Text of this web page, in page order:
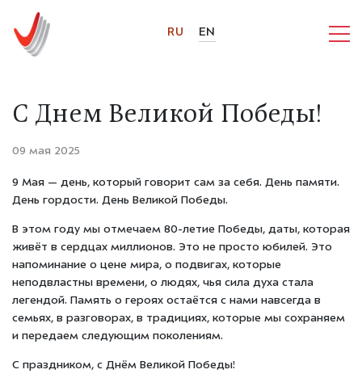
RU EN
С Днем Великой Победы!
09 мая 2025
9 Мая — день, который говорит сам за себя. День памяти.
День гордости. День Великой Победы.
В этом году мы отмечаем 80-летие Победы, даты, которая
живёт в сердцах миллионов. Это не просто юбилей. Это
напоминание о цене мира, о подвигах, которые
неподвластны времени, о людях, чья сила духа стала
легендой. Память о героях остаётся с нами навсегда в
семьях, в разговорах, в традициях, которые мы сохраняем
и передаем следующим поколениям.
С праздником, с Днём Великой Победы!